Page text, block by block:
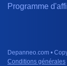
Programme
Depanneo.com •
Conditions générales